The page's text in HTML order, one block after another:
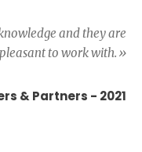
and they are
to work with.»
& Partners - 2021